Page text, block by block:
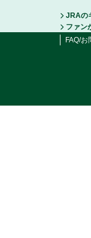
JRAの
ファン
FAQ/